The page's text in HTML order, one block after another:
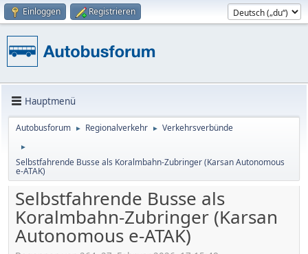
Einloggen Registrieren
Hauptmenü
Autobusforum ► Regionalverkehr ► Verkehrsverbünde
►
Selbst­fah­rende Busse als Koralmbahn-Zubringer (Karsan Autonomous
e-ATAK)
Selbst­fah­rende Busse als
Koralmbahn-Zubringer (Karsan
Autonomous e-ATAK)